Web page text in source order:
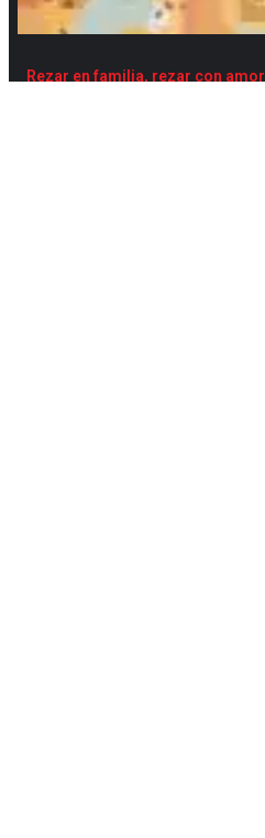
Rezar en familia, rezar con amor